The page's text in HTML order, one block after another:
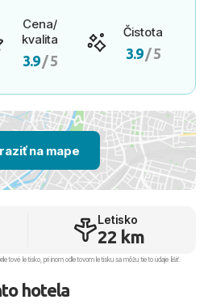
Cena/
kvalita
3.9/ 5
Čistota
3.9/ 5
na mape
Letisko
22 km
letisko, pri inom odletovom letisku sa môžu tieto údaje líšiť.
hotela